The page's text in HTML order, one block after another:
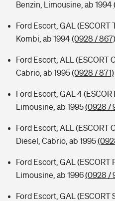
Benzin, Limousine, ab 1994
Ford Escort, GAL (ESCORT
Kombi, ab 1994(0928 / 867)
Ford Escort, ALL (ESCORT
Cabrio, ab 1995(0928 / 871)
Ford Escort, GAL 4
Limousine, ab 1995(0928 /
Ford Escort, ALL (ESCORT
Diesel, Cabrio, ab 1995
Ford Escort, GAL (ESCORT
Limousine, ab 1996(0928 /
Ford Escort, GAL (ESCORT